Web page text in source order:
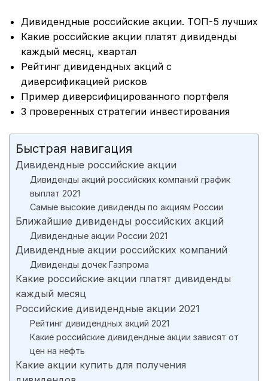
Дивидендные российские акции. ТОП-5 лучших
Какие российские акции платят дивиденды
каждый месяц, квартал
Рейтинг дивидендных акций с
диверсификацией рисков
Пример диверсифицированного портфеля
3 проверенных стратегии инвестирования
Быстрая навигация
Дивидендные российские акции
Дивиденды акций российских компаний график
выплат 2021
Самые высокие дивиденды по акциям России
Ближайшие дивиденды российских акций
Дивидендные акции России 2021
Дивидендные акции российских компаний
Дивиденды дочек Газпрома
Какие российские акции платят дивиденды
каждый месяц
Российские дивидендные акции 2021
Рейтинг дивидендных акций 2021
Какие российские дивидендные акции зависят от
цен на нефть
Какие акции купить для получения